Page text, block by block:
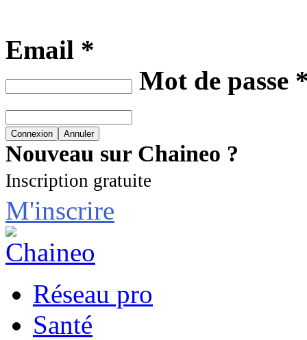
Email *
Mot de passe
Nouveau sur Chaineo ?
Inscription gratuite
M'inscrire
Réseau pro
Santé